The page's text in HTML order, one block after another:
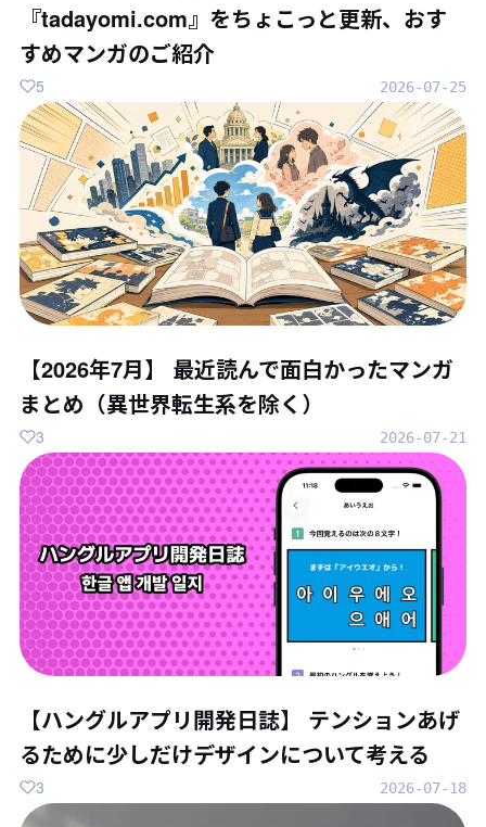
『tadayomi.com』をちょこっと更新、おす
すめマンガのご紹介
2026-07-25
5
【2026年7月】 最近読んで面白かったマンガ
まとめ（異世界転生系を除く）
2026-07-21
3
【ハングルアプリ開発日誌】 テンションあげ
るために少しだけデザインについて考える
2026-07-18
3